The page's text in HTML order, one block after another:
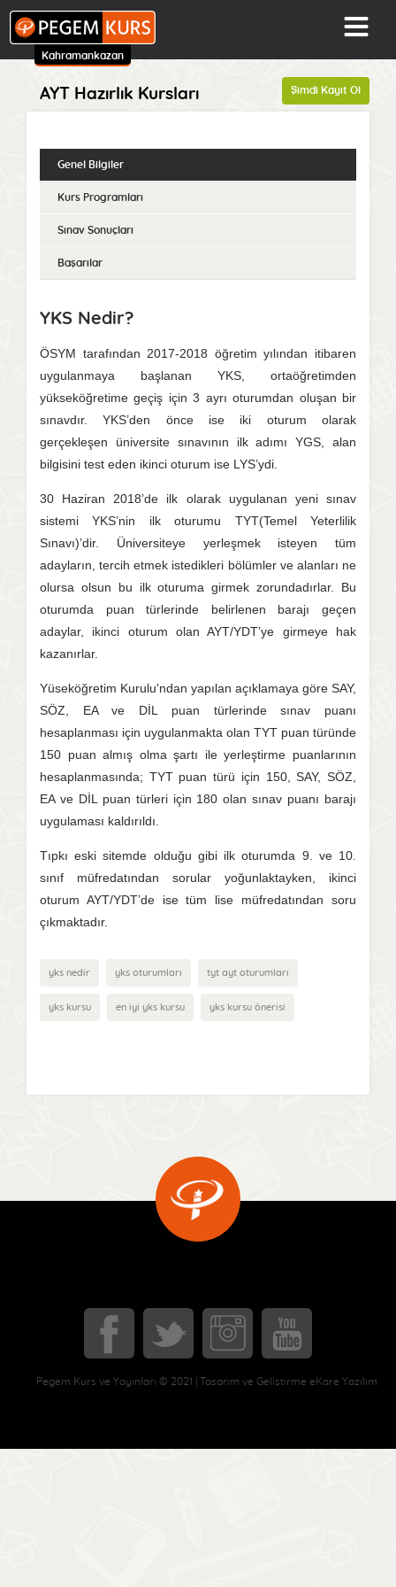
Kahramankazan
AYT Hazırlık Kursları Şimdi Kayıt Ol
Genel Bilgiler
Kurs Programları
Sınav Sonuçları
Başarılar
YKS Nedir?
ÖSYM tarafından 2017-2018 öğretim yılından itibaren
uygulanmaya başlanan YKS, ortaöğretimden
yükseköğretime geçiş için 3 ayrı oturumdan oluşan bir
sınavdır. YKS’den önce ise iki oturum olarak
gerçekleşen üniversite sınavının ilk adımı YGS, alan
bilgisini test eden ikinci oturum ise LYS’ydi.
30 Haziran 2018’de ilk olarak uygulanan yeni sınav
sistemi YKS’nin ilk oturumu TYT(Temel Yeterlilik
Sınavı)’dir. Üniversiteye yerleşmek isteyen tüm
adayların, tercih etmek istedikleri bölümler ve alanları ne
olursa olsun bu ilk oturuma girmek zorundadırlar. Bu
oturumda puan türlerinde belirlenen barajı geçen
adaylar, ikinci oturum olan AYT/YDT’ye girmeye hak
kazanırlar.
Yüseköğretim Kurulu'ndan yapılan açıklamaya göre SAY,
SÖZ, EA ve DİL puan türlerinde sınav puanı
hesaplanması için uygulanmakta olan TYT puan türünde
150 puan almış olma şartı ile yerleştirme puanlarının
hesaplanmasında; TYT puan türü için 150, SAY, SÖZ,
EA ve DİL puan türleri için 180 olan sınav puanı barajı
uygulaması kaldırıldı.
Tıpkı eski sitemde olduğu gibi ilk oturumda 9. ve 10.
sınıf müfredatından sorular yoğunlaktayken, ikinci
oturum AYT/YDT’de ise tüm lise müfredatından soru
çıkmaktadır.
yks nedir yks oturumları tyt ayt oturumları
yks kursu en iyi yks kursu yks kursu önerisi
Pegem Kurs ve Yayınları © 2021 | Tasarım ve Geliştirme eKare Yazılım